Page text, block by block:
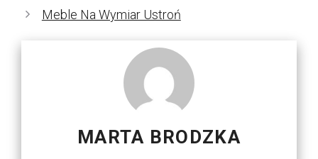
Meble Na Wymiar Ustroń
MARTA BRODZKA